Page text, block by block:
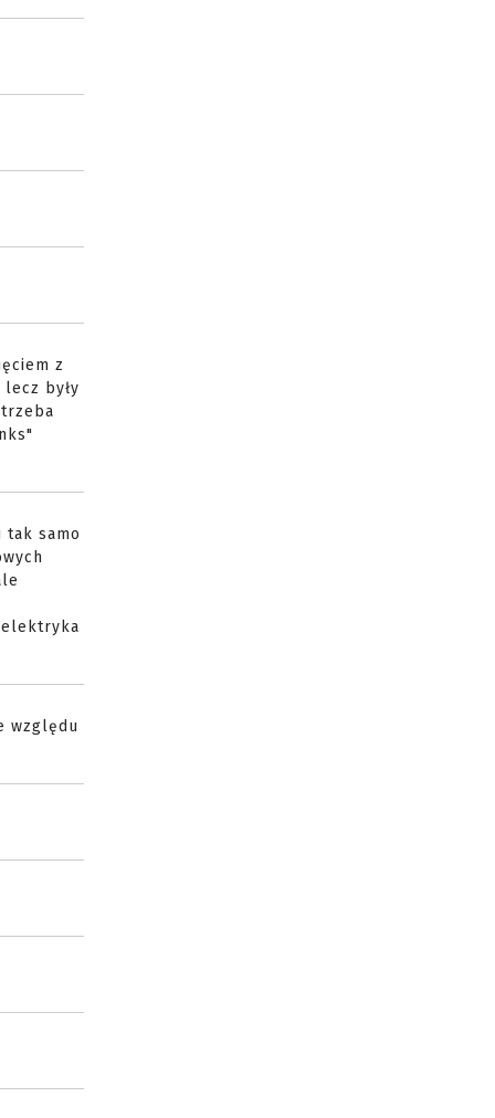
z
były
tak samo
elektryka
względu